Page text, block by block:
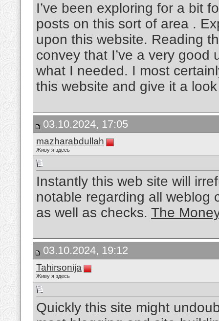
I’ve been exploring for a bit
posts on this sort of area .
upon this website. Reading
convey that I’ve a very
what I needed. I most
this website and give it a
03.10.2024, 17:05
mazharabdullah
Живу я здесь
Instantly this web site will
notable regarding all weblog
as well as checks. The
03.10.2024, 19:12
Tahirsonija
Живу я здесь
Quickly this site might